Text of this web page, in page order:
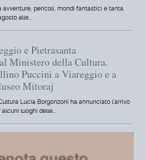
avventure, pericoli, mondi fantastici e tanta
alle…
e Pietrasanta
Ministero della Cultura.
Puccini a Viareggio e a
Mitoraj
Lucia Borgonzoni ha annunciato l'arrivo
luoghi delle…